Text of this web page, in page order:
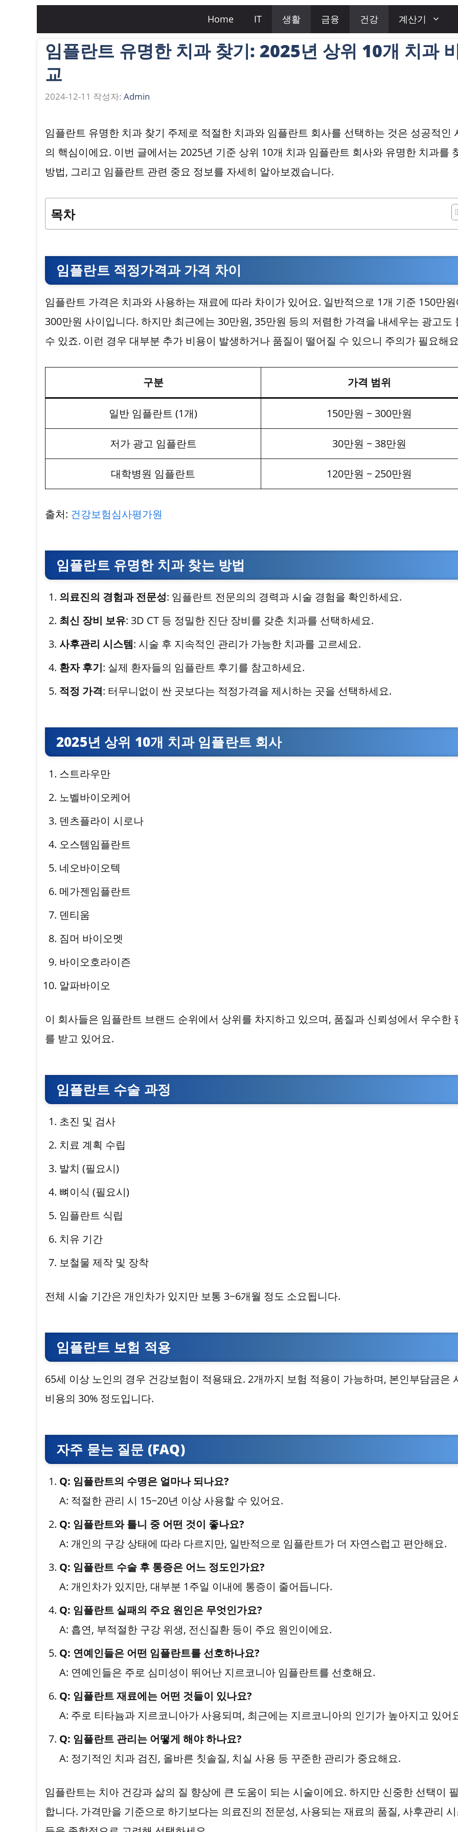
Home IT 생활 금융 건강 계산기
임플란트 유명한 치과 찾기: 2025년 상위 10개 치과
교
2024-12-11 작성자: Admin
임플란트 유명한 치과 찾기 주제로 적절한 치과와 임플란트 회사를 선택하는 것은 성공적인
의 핵심이에요. 이번 글에서는 2025년 기준 상위 10개 치과 임플란트 회사와 유명한 치과를
방법, 그리고 임플란트 관련 중요 정보를 자세히 알아보겠습니다.
목차
임플란트 적정가격과 가격 차이
임플란트 가격은 치과와 사용하는 재료에 따라 차이가 있어요. 일반적으로 1개 기준 150만
300만원 사이입니다. 하지만 최근에는 30만원, 35만원 등의 저렴한 가격을 내세우는 광고도
수 있죠. 이런 경우 대부분 추가 비용이 발생하거나 품질이 떨어질 수 있으니 주의가 필요해
구분 가격 범위
일반 임플란트 (1개) 150만원 ~ 300만원
저가 광고 임플란트 30만원 ~ 38만원
대학병원 임플란트 120만원 ~ 250만원
출처: 건강보험심사평가원
임플란트 유명한 치과 찾는 방법
의료진의 경험과 전문성: 임플란트 전문의의 경력과 시술 경험을 확인하세요.
최신 장비 보유: 3D CT 등 정밀한 진단 장비를 갖춘 치과를 선택하세요.
사후관리 시스템: 시술 후 지속적인 관리가 가능한 치과를 고르세요.
환자 후기: 실제 환자들의 임플란트 후기를 참고하세요.
적정 가격: 터무니없이 싼 곳보다는 적정가격을 제시하는 곳을 선택하세요.
2025년 상위 10개 치과 임플란트 회사
스트라우만
노벨바이오케어
덴츠플라이 시로나
오스템임플란트
네오바이오텍
메가젠임플란트
덴티움
짐머 바이오멧
바이오호라이즌
알파바이오
이 회사들은 임플란트 브랜드 순위에서 상위를 차지하고 있으며, 품질과 신뢰성에서 우수한
를 받고 있어요.
임플란트 수술 과정
초진 및 검사
치료 계획 수립
발치 (필요시)
뼈이식 (필요시)
임플란트 식립
치유 기간
보철물 제작 및 장착
전체 시술 기간은 개인차가 있지만 보통 3~6개월 정도 소요됩니다.
임플란트 보험 적용
65세 이상 노인의 경우 건강보험이 적용돼요. 2개까지 보험 적용이 가능하며, 본인부담금은
비용의 30% 정도입니다.
자주 묻는 질문 (FAQ)
Q: 임플란트의 수명은 얼마나 되나요?
A: 적절한 관리 시 15~20년 이상 사용할 수 있어요.
Q: 임플란트와 틀니 중 어떤 것이 좋나요?
A: 개인의 구강 상태에 따라 다르지만, 일반적으로 임플란트가 더 자연스럽고 편안해요.
Q: 임플란트 수술 후 통증은 어느 정도인가요?
A: 개인차가 있지만, 대부분 1주일 이내에 통증이 줄어듭니다.
Q: 임플란트 실패의 주요 원인은 무엇인가요?
A: 흡연, 부적절한 구강 위생, 전신질환 등이 주요 원인이에요.
Q: 연예인들은 어떤 임플란트를 선호하나요?
A: 연예인들은 주로 심미성이 뛰어난 지르코니아 임플란트를 선호해요.
Q: 임플란트 재료에는 어떤 것들이 있나요?
A: 주로 티타늄과 지르코니아가 사용되며, 최근에는 지르코니아의 인기가 높아지고 있어
Q: 임플란트 관리는 어떻게 해야 하나요?
A: 정기적인 치과 검진, 올바른 칫솔질, 치실 사용 등 꾸준한 관리가 중요해요.
임플란트는 치아 건강과 삶의 질 향상에 큰 도움이 되는 시술이에요. 하지만 신중한 선택이
합니다. 가격만을 기준으로 하기보다는 의료진의 전문성, 사용되는 재료의 품질, 사후관리